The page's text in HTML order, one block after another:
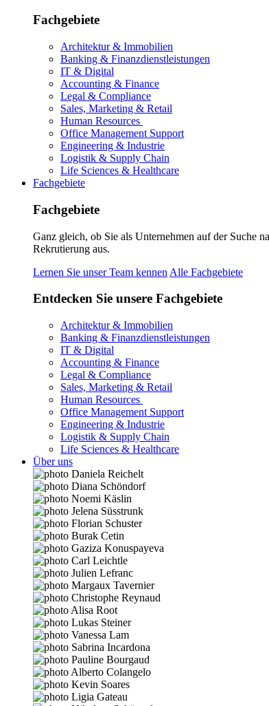
Fachgebiete
Architektur & Immobilien
Banking & Finanzdienstleistungen
IT & Digital
Accounting & Finance
Legal & Compliance
Sales, Marketing & Retail
Human Resources
Office Management Support
Engineering & Industrie
Logistik & Supply Chain
Life Sciences & Healthcare
Fachgebiete
Fachgebiete
Ganz gleich, ob Sie als Unternehmen auf der Suche
Rekrutierung aus.
Lernen Sie unser Team kennen Alle Fachgebiete
Entdecken Sie unsere Fachgebiete
Architektur & Immobilien
Banking & Finanzdienstleistungen
IT & Digital
Accounting & Finance
Legal & Compliance
Sales, Marketing & Retail
Human Resources
Office Management Support
Engineering & Industrie
Logistik & Supply Chain
Life Sciences & Healthcare
Über uns